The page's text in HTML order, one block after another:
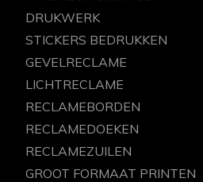
DRUKWERK
STICKERS BEDRUKKEN
GEVELRECLAME
LICHTRECLAME
RECLAMEBORDEN
RECLAMEDOEKEN
RECLAMEZUILEN
GROOT FORMAAT PRINTEN